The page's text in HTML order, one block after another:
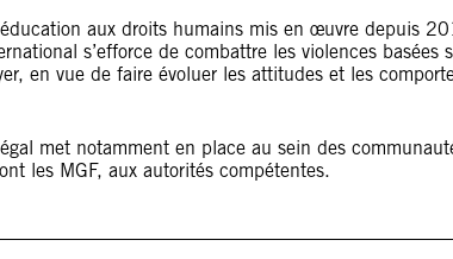
aux droits humains mis en œuvre depuis
s’efforce de combattre les violences basées
en vue de faire évoluer les attitudes et les
met notamment en place au sein des
les MGF, aux autorités compétentes.